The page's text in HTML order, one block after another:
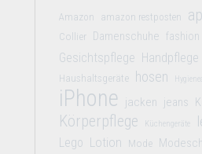
Amazon amazon restposten
Collier Damenschuhe fashion
Gesichtspflege Handpflege
Haushaltsgeräte hosen
iPhone jacken jeans
Körperpflege Küchengeräte
Lego Lotion Mode